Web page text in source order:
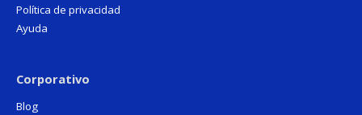
Política de privacidad
Ayuda
Corporativo
Blog